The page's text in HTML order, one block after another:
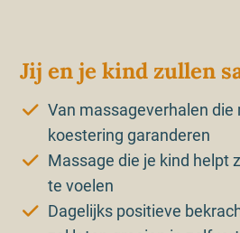
Jij en je kind zullen
Van massageverhalen die
koestering garanderen
Massage die je kind helpt
te voelen
Dagelijks positieve